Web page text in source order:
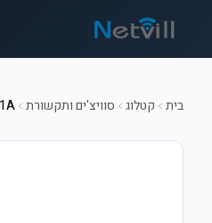
בית קטלוג סוויצ'ים ותקשורת